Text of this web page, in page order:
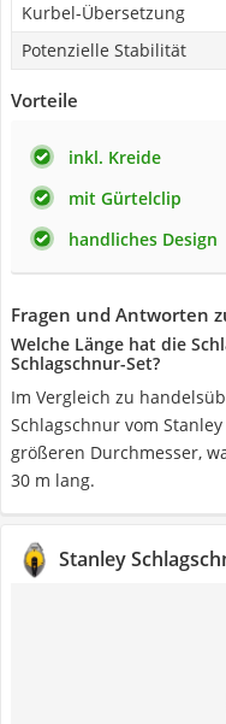
Kurbel-Übersetzung
Potenzielle Stabilität
Vorteile
inkl. Kreide
mit Gürtelclip
handliches Design
Fragen und Antworten
Welche Länge hat die
Schlagschnur-Set?
Im Vergleich zu
Schlagschnur vom
größeren Durchmesser,
30 m lang.
Stanley